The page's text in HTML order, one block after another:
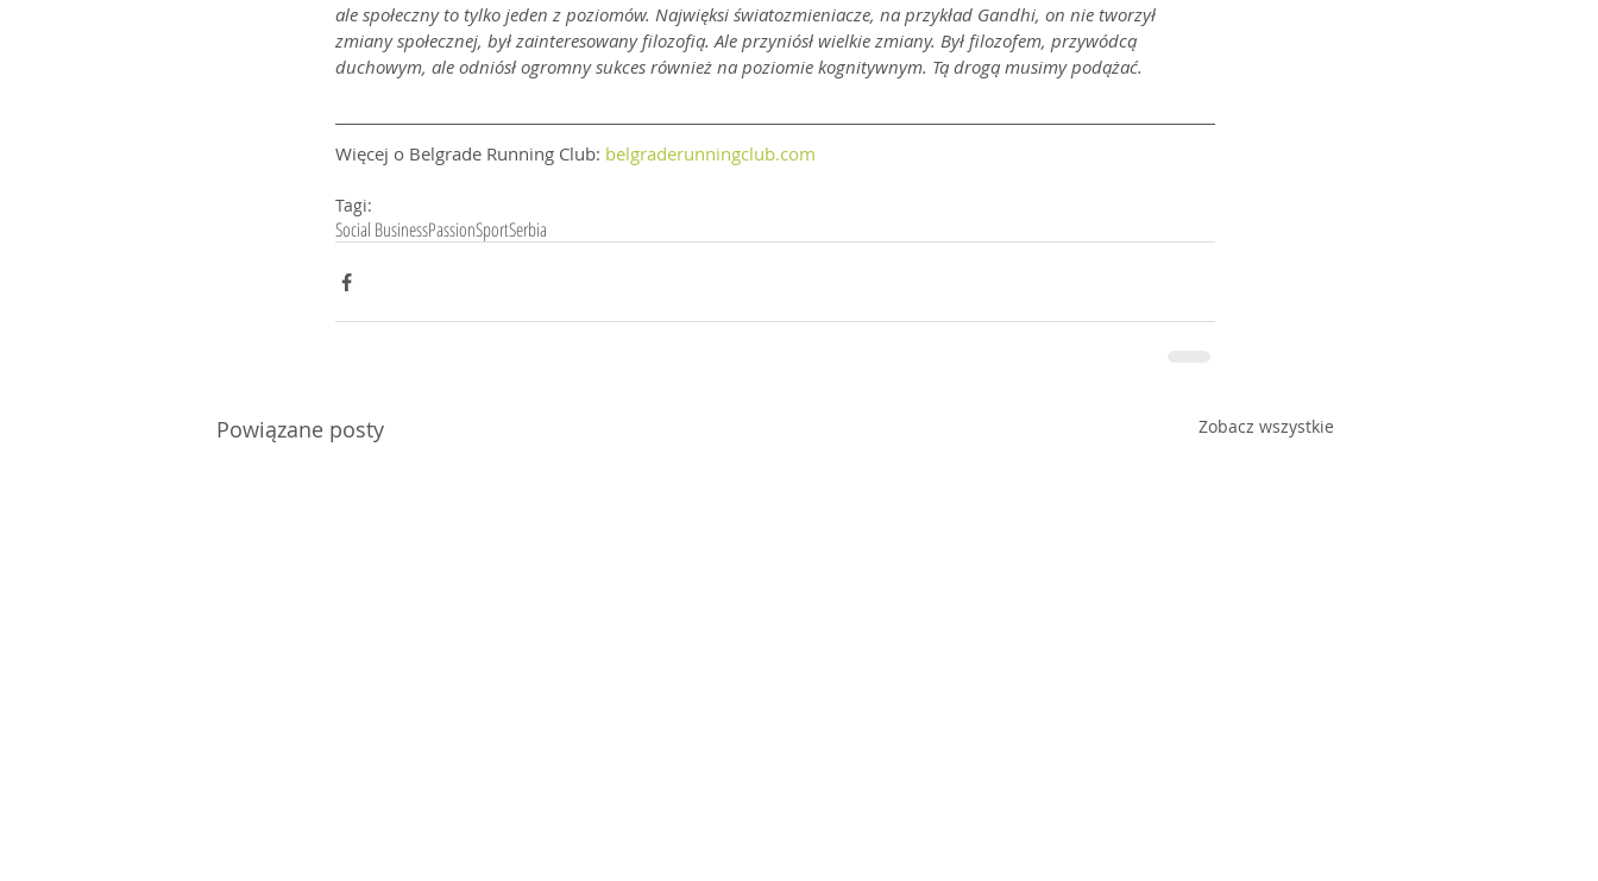
ale społeczny to tylko jeden z poziomów. Najwięksi światozmieniacze, na przykład Gandhi, on nie tworzył
zmiany społecznej, był zainteresowany filozofią. Ale przyniósł wielkie zmiany. Był filozofem, przywódcą
duchowym, ale odniósł ogromny sukces również na poziomie kognitywnym. Tą drogą musimy podążać.
Więcej o Belgrade Running Club: belgraderunningclub.com
Tagi:
Social BusinessPassionSportSerbia
Powiązane posty Zobacz wszystkie